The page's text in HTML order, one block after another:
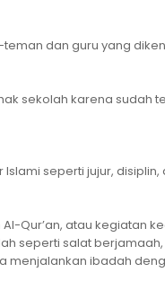
dan guru yang
sekolah karena sudah
seperti jujur,
Qur’an, atau kegiatan
seperti salat
ibadah